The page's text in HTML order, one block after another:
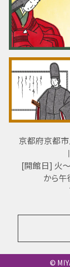
京都府京都
[開館日] 火
から午
©